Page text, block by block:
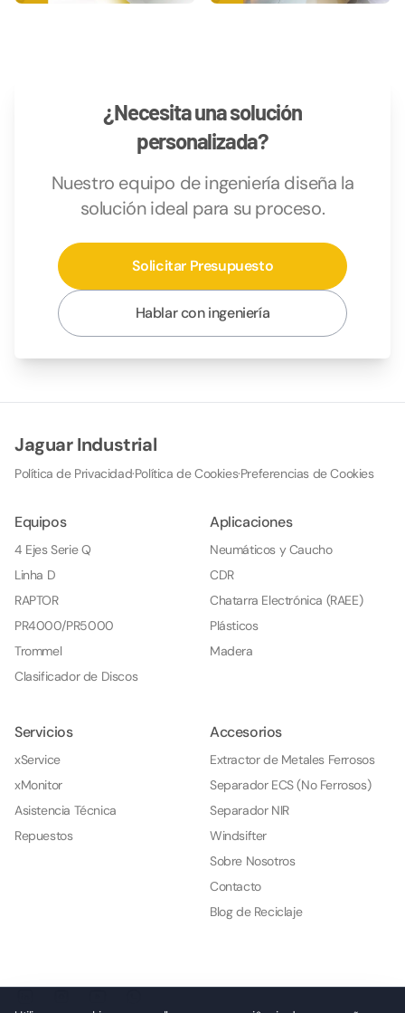
¿Necesita una solución
personalizada?
Nuestro equipo de ingeniería diseña la
solución ideal para su proceso.
Solicitar Presupuesto
Hablar con ingeniería
Jaguar Industrial
Política de Privacidad·Política de Cookies·Preferencias de Cookies
Equipos
4 Ejes Serie Q
Linha D
RAPTOR
PR4000/PR5000
Trommel
Clasificador de Discos
Aplicaciones
Neumáticos y Caucho
CDR
Chatarra Electrónica (RAEE)
Plásticos
Madera
Servicios
xService
xMonitor
Asistencia Técnica
Repuestos
Accesorios
Extractor de Metales Ferrosos
Separador ECS (No Ferrosos)
Separador NIR
Windsifter
Sobre Nosotros
Contacto
Blog de Reciclaje